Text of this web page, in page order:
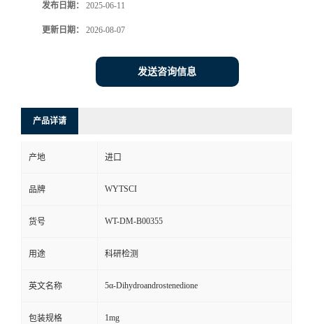
发布日期： 2025-06-11
更新日期： 2026-08-07
发送咨询信息
产品详请
产地 进口
品牌 WYTSCI
货号 WT-DM-B00355
用途 科研检测
英文名称 5α-Dihydroandrostenedione
包装规格 1mg